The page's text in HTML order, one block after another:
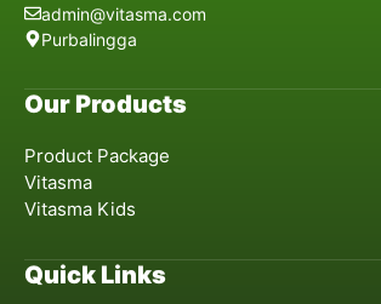
admin@vitasma.com
Purbalingga
Our Products
Product Package
Vitasma
Vitasma Kids
Quick Links